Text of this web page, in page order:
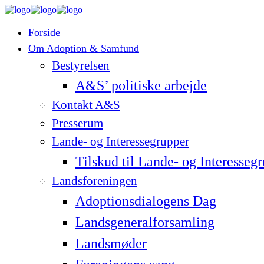
Forside
Om Adoption & Samfund
Bestyrelsen
A&S’ politiske arbejde
Kontakt A&S
Presserum
Lande- og Interessegrupper
Tilskud til Lande- og
Landsforeningen
Adoptionsdialogens Dag
Landsgeneralforsamling
Landsmøder